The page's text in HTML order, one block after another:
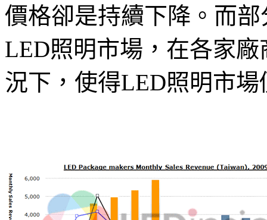
價格卻是持續下降。而
LED照明市場，在各家
況下，使得LED照明市